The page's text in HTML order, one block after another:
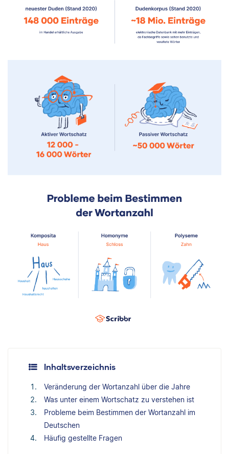
Inhaltsverzeichnis
Veränderung der Wortanzahl über die Jahre
Was unter einem Wortschatz zu verstehen ist
Probleme beim Bestimmen der Wortanzahl im
Deutschen
Häufig gestellte Fragen